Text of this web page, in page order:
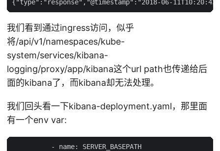
我们看到通过ingress访问，似乎
将/api/v1/namespaces/kube-
system/services/kibana-
logging/proxy/app/kibana这个url path也传递给后
面的kibana了，而kibana却无法处理。
我们回头看一下kibana-deployment.yaml，那里面
有一个env var:
          - name: SERVER_BASEPATH